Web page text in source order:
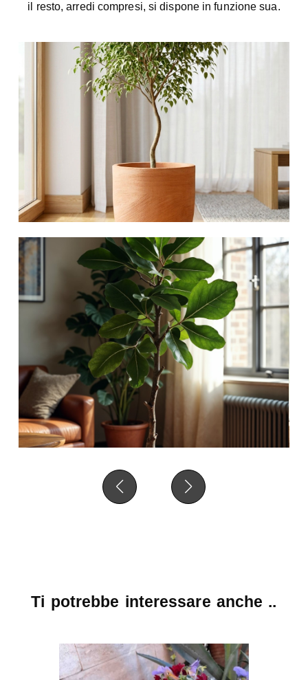
il resto, arredi compresi, si dispone in funzione sua.
Ti potrebbe interessare anche ..